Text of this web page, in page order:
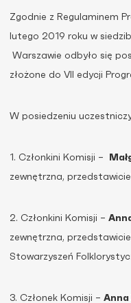
Zgodnie z Regulaminem
lutego 2019 roku w
Warszawie odbyło się
złożone do VII edycji
W posiedzeniu
1. Członkini Komisji –
zewnętrzna,
2. Członkini Komisji –
zewnętrzna,
Stowarzyszeń
3. Członek Komisji – Anna